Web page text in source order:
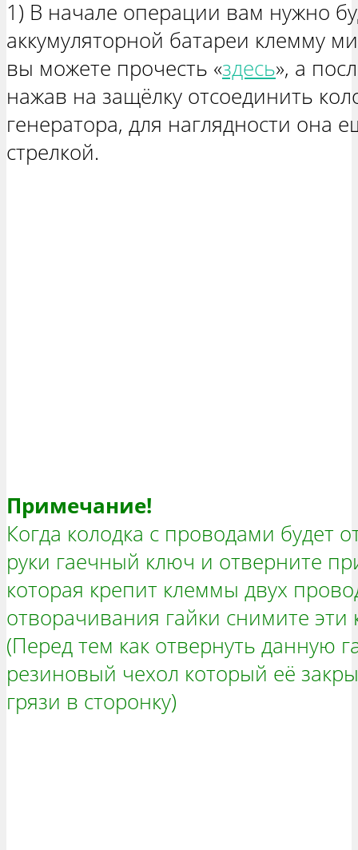
1) В начале операции вам нужно
аккумуляторной батареи клемму
вы можете прочесть «здесь», а
нажав на защёлку отсоединить
генератора, для наглядности она
стрелкой.
Примечание!
Когда колодка с проводами будет
руки гаечный ключ и отверните
которая крепит клеммы двух
отворачивания гайки снимите
(Перед тем как отвернуть данную
резиновый чехол который её
грязи в сторонку)